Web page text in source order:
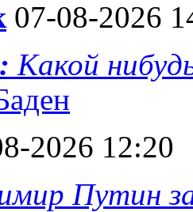
07-08-2026
Какой
2026 12:20
Путин